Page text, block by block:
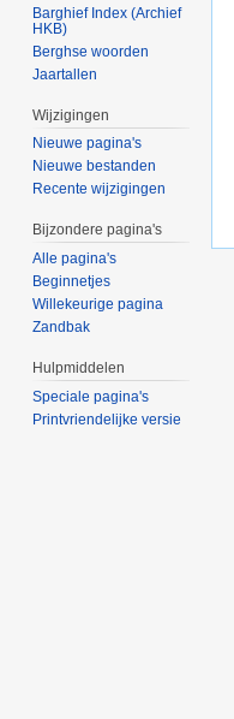
Barghief Index (Archief
HKB)
Berghse woorden
Jaartallen
Wijzigingen
Nieuwe pagina's
Nieuwe bestanden
Recente wijzigingen
Bijzondere pagina's
Alle pagina's
Beginnetjes
Willekeurige pagina
Zandbak
Hulpmiddelen
Speciale pagina's
Printvriendelijke versie